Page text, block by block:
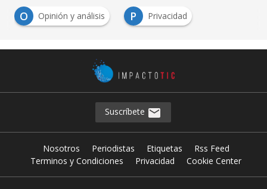
O
Opinión y análisis P Privacidad
Suscríbete
Nosotros Periodistas Etiquetas
Rss Feed
Terminos y Condiciones
Privacidad Cookie Center